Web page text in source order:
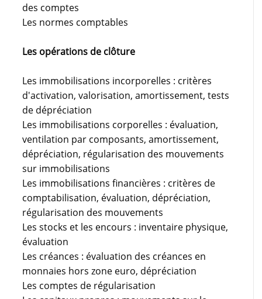
des comptes
Les normes comptables
Les opérations de clôture
Les immobilisations incorporelles : critères
d'activation, valorisation, amortissement, tests
de dépréciation
Les immobilisations corporelles : évaluation,
ventilation par composants, amortissement,
dépréciation, régularisation des mouvements
sur immobilisations
Les immobilisations financières : critères de
comptabilisation, évaluation, dépréciation,
régularisation des mouvements
Les stocks et les encours : inventaire physique,
évaluation
Les créances : évaluation des créances en
monnaies hors zone euro, dépréciation
Les comptes de régularisation